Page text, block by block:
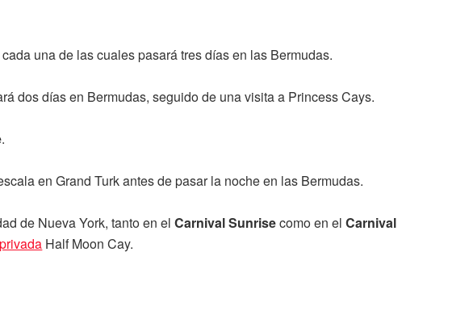
una de las cuales pasará tres días en las Bermudas.
dos días en Bermudas, seguido de una visita a Princess Cays.
.
en Grand Turk antes de pasar la noche en las Bermudas.
de Nueva York, tanto en elCarnival Sunrisecomo en elCarnival
Half Moon Cay.